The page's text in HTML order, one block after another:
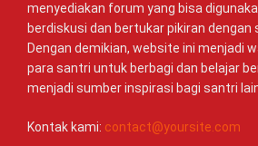
menyediakan forum yang bisa
berdiskusi dan bertukar pikiran dengan
Dengan demikian, website ini menjadi
para santri untuk berbagi dan belajar
menjadi sumber inspirasi bagi santri
Kontak kami: contact@yoursite.com